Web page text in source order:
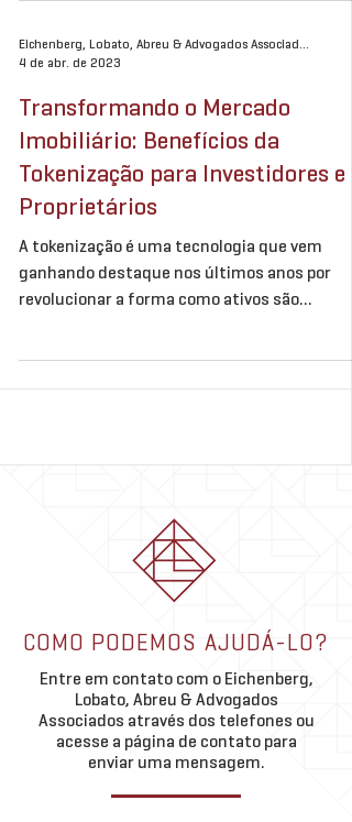
Eichenberg, Lobato, Abreu & Advogados Associados
4 de abr. de 2023
Transformando o Mercado
Imobiliário: Benefícios da
Tokenização para Investidores e
Proprietários
A tokenização é uma tecnologia que vem
ganhando destaque nos últimos anos por
revolucionar a forma como ativos são
COMO PODEMOS AJUDÁ-LO?
Entre em contato com o Eichenberg,
Lobato, Abreu & Advogados
Associados através dos telefones ou
acesse a página de contato para
enviar uma mensagem.